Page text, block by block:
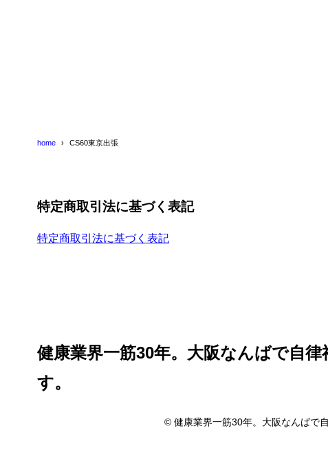
home CS60東京出張
特定商取引法に基づく表記
特定商取引法に基づく表記
健康業界一筋30年。大阪なんばで自
す。
© 健康業界一筋30年。大阪なんばで